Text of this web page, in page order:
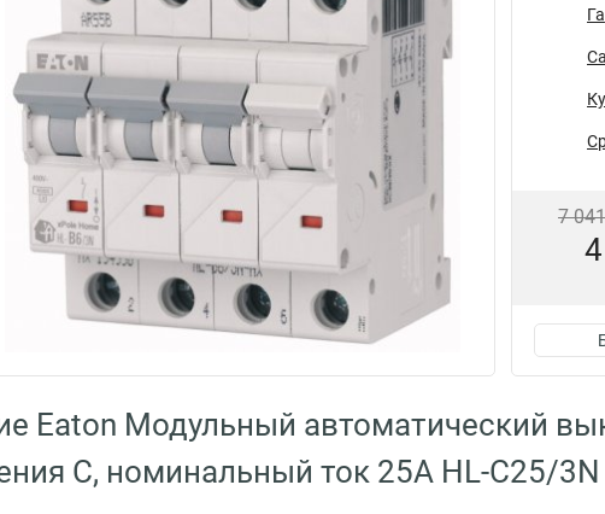
7
Eaton Модульный автоматический
C, номинальный ток 25А HL-C25/3N